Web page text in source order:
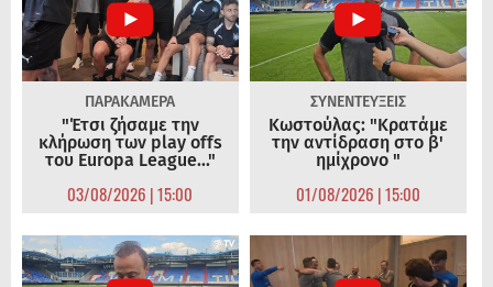
ΠΑΡΑΚΑΜΕΡΑ
"Έτσι ζήσαμε την
κλήρωση των play offs
του Europa League..."
03/08/2026 | 15:00
ΣΥΝΕΝΤΕΥΞΕΙΣ
Κωστούλας: "Κρατάμε
την αντίδραση στο β'
ημίχρονο "
01/08/2026 | 15:00